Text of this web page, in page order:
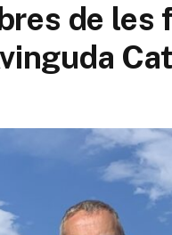
de les